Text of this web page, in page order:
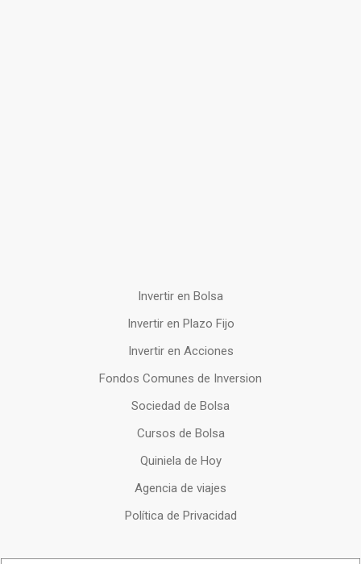
Invertir en Bolsa
Invertir en Plazo Fijo
Invertir en Acciones
Fondos Comunes de Inversion
Sociedad de Bolsa
Cursos de Bolsa
Quiniela de Hoy
Agencia de viajes
Política de Privacidad